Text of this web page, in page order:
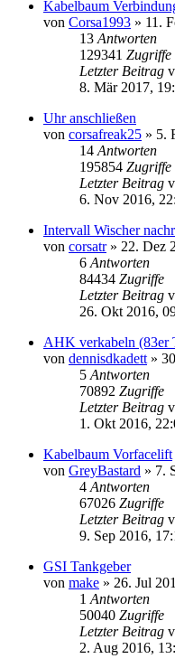
Kabelbaum
von Corsa1993 » 11.
13 Antworten
129341 Zugriffe
Letzter Beitrag
8. Mär 2017,
Uhr anschließen
von corsafreak25 » 5.
14 Antworten
195854 Zugriffe
Letzter Beitrag
6. Nov 2016,
Intervall Wischer
von corsatr» 22. Dez
6 Antworten
84434 Zugriffe
Letzter Beitrag
26. Okt 2016,
AHK verkabeln (83er
von dennisdkadett »
5 Antworten
70892 Zugriffe
Letzter Beitrag
1. Okt 2016,
Kabelbaum Vorfacelift
von GreyBastard » 7.
4 Antworten
67026 Zugriffe
Letzter Beitrag
9. Sep 2016,
GSI Tankgeber
von make » 26. Jul
1 Antworten
50040 Zugriffe
Letzter Beitrag
2. Aug 2016,